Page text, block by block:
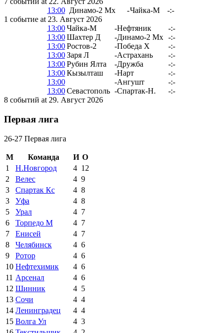
13:00 Динамо-2 Мх -Чайка-М
-:-
1 событие at 23. Август 2026
13:00 Чайка-М -Нефтяник
-:-
13:00 Шахтер Д -Динамо-2 Мх
-:-
13:00 Ростов-2 -Победа Х
-:-
13:00 Заря Л -Астрахань
-:-
13:00 Рубин Ялта -Дружба
-:-
13:00 Кызылташ -Нарт
-:-
13:00
-Ангушт
-:-
13:00 Севастополь -Спартак-Н.
-:-
8 событий at 29. Август 2026
Первая лига
26-27 Первая лига
М Команда И О
1
Н.Новгород 4 12
2
Велес 4 9
3
Спартак Кс 4 8
3
Уфа 4 8
5
Урал 4 7
6
Торпедо М 4 7
7
Енисей 4 7
8
Челябинск 4 6
9
Ротор 4 6
10 Нефтехимик 4 6
11 Арсенал 4 6
12 Шинник 4 5
13 Сочи 4 4
14 Ленинградец 4 4
15 Волга Ул 4 3